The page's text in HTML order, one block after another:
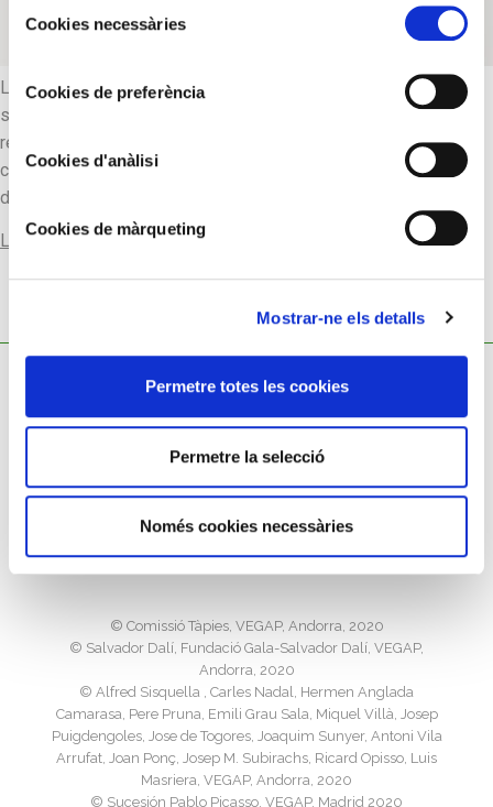
deCookies necessàries
Cookies de preferència
Cookies d'anàlisi
Cookies de màrqueting
Mostrar-ne els detalls
Permetre totes les cookies
Permetre la selecció
Només cookies necessàries
Llegenda: “Moyà 71”. L’estructura dels tres mecanismes
segueix la disposició perpendicular, molt habitual en els
rellotges fabricats pel rellotger Senesteva. Les campanes es
col·loquen allunyades del mecanisme per sobresortir per
damunt de la caixa.
Llegir-ne més
Política de privacitat
©️ Comissió Tàpies, VEGAP, Andorra, 2020
©️ Salvador Dalí, Fundació Gala-Salvador Dalí, VEGAP,
Andorra, 2020
©️ Alfred Sisquella , Carles Nadal, Hermen Anglada
Camarasa, Pere Pruna, Emili Grau Sala, Miquel Villà, Josep
Puigdengoles, Jose de Togores, Joaquim Sunyer, Antoni Vila
Arrufat, Joan Ponç, Josep M. Subirachs, Ricard Opisso, Luis
Masriera, VEGAP, Andorra, 2020
©️ Sucesión Pablo Picasso, VEGAP, Madrid 2020